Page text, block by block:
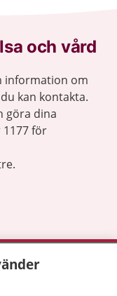
och vård
information om
kan kontakta.
göra dina
för